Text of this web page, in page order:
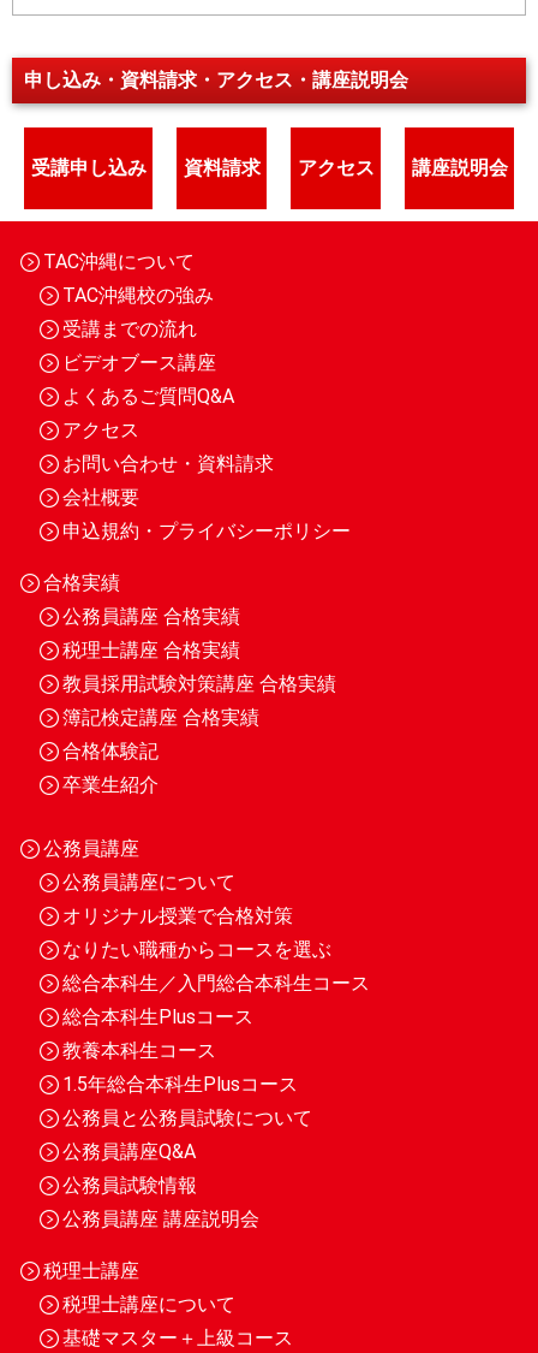
申し込み・資料請求・アクセス・講座説明会
受講申し込み 資料請求 アクセス 講座説明会
TAC沖縄について
TAC沖縄校の強み
受講までの流れ
ビデオブース講座
よくあるご質問Q&A
アクセス
お問い合わせ・資料請求
会社概要
申込規約・プライバシーポリシー
合格実績
公務員講座 合格実績
税理士講座 合格実績
教員採用試験対策講座 合格実績
簿記検定講座 合格実績
合格体験記
卒業生紹介
公務員講座
公務員講座について
オリジナル授業で合格対策
なりたい職種からコースを選ぶ
総合本科生／入門総合本科生コース
総合本科生Plusコース
教養本科生コース
1.5年総合本科生Plusコース
公務員と公務員試験について
公務員講座Q&A
公務員試験情報
公務員講座 講座説明会
税理士講座
税理士講座について
基礎マスター＋上級コース